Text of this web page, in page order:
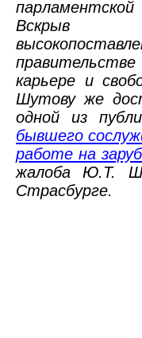
Вскрыв
карьере и
Шутову же
одной из
бывшего
работе на
жалоба Ю.Т.
Страсбурге.